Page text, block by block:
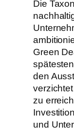
Die
Green
den
zu
und